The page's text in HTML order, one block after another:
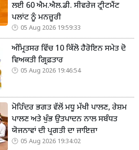
ਲਈ 60 ਐਮ.ਐਲ.ਡੀ. ਸੀਵਰੇਜ ਟ੍ਰੀਟਮੈਂਟ
ਪਲਾਂਟ ਨੂੰ ਮਨਜ਼ੂਰੀ
05 Aug 2026 19:59:33
ਅੰਮ੍ਰਿਤਸਰ ਵਿੱਚ 10 ਕਿੱਲੋ ਹੈਰੋਇਨ ਸਮੇਤ ਦੋ
ਵਿਅਕਤੀ ਗ੍ਰਿਫ਼ਤਾਰ
05 Aug 2026 19:46:54
ਮੋਹਿੰਦਰ ਭਗਤ ਵੱਲੋਂ ਮਧੂ ਮੱਖੀ ਪਾਲਣ, ਰੇਸ਼ਮ
ਪਾਲਣ ਅਤੇ ਖੁੰਭ ਉਤਪਾਦਨ ਨਾਲ ਸਬੰਧਤ
ਯੋਜਨਾਵਾਂ ਦੀ ਪ੍ਰਗਤੀ ਦਾ ਜਾਇਜ਼ਾ
05 Aug 2026 19:34:02